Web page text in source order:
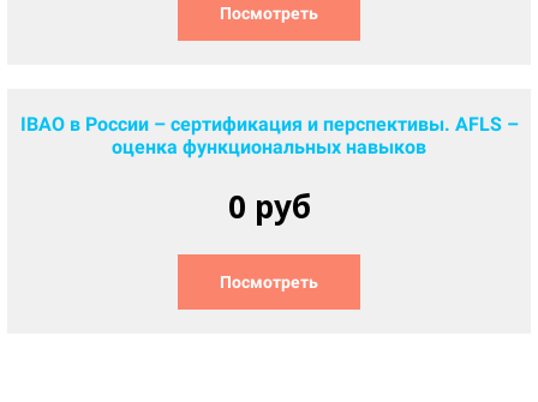
Посмотреть
IBAO в России – сертификация и перспективы. AFLS –
оценка функциональных навыков
0 руб
Посмотреть